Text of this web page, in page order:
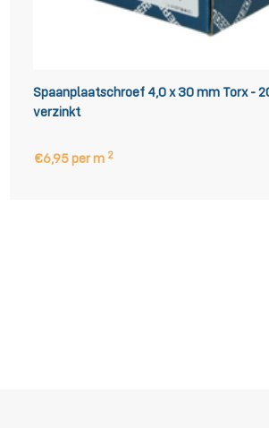
Spaanplaatschroef 4,0 x 30 mm Torx -
verzinkt
€6,95 per m 2